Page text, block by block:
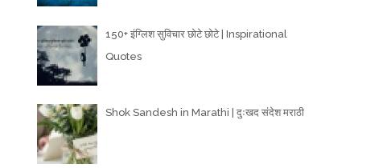
150+ इंग्लिश सुविचार छोटे छोटे | Inspirational
Quotes
Shok Sandesh in Marathi | दुःखद संदेश मराठी